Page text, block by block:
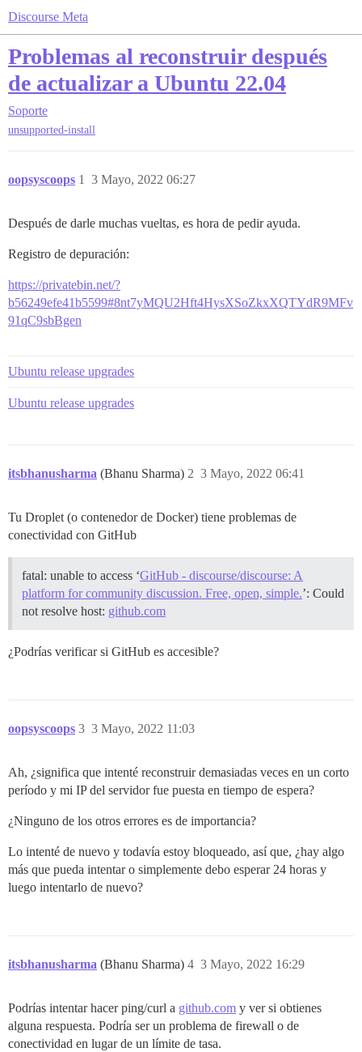
Discourse Meta
Problemas al reconstruir después
de actualizar a Ubuntu 22.04
Soporte
unsupported-install
oopsyscoops 3 Mayo, 2022 06:27
1
Después de darle muchas vueltas, es hora de pedir ayuda.
Registro de depuración:
https://privatebin.net/?
b56249efe41b5599#8nt7yMQU2Hft4HysXSoZkxXQTYdR9MFv
91qC9sbBgen
Ubuntu release upgrades
Ubuntu release upgrades
itsbhanusharma (Bhanu Sharma) 3 Mayo, 2022 06:41
2
Tu Droplet (o contenedor de Docker) tiene problemas de
conectividad con GitHub
fatal: unable to access ‘GitHub - discourse/discourse: A
platform for community discussion. Free, open, simple.’: Could
not resolve host: github.com
¿Podrías verificar si GitHub es accesible?
oopsyscoops 3 Mayo, 2022 11:03
3
Ah, ¿significa que intenté reconstruir demasiadas veces en un corto
período y mi IP del servidor fue puesta en tiempo de espera?
¿Ninguno de los otros errores es de importancia?
Lo intenté de nuevo y todavía estoy bloqueado, así que, ¿hay algo
más que pueda intentar o simplemente debo esperar 24 horas y
luego intentarlo de nuevo?
itsbhanusharma (Bhanu Sharma) 3 Mayo, 2022 16:29
4
Podrías intentar hacer ping/curl a github.com y ver si obtienes
alguna respuesta. Podría ser un problema de firewall o de
conectividad en lugar de un límite de tasa.